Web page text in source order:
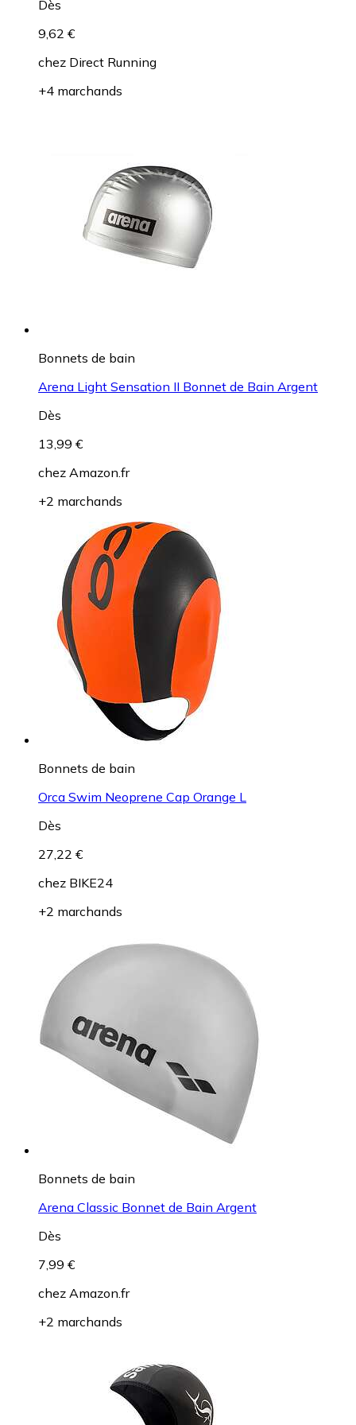
Dès
9,62 €
chez Direct Running
+4 marchands
Bonnets de bain
Arena Light Sensation II Bonnet de Bain Argent
Dès
13,99 €
chez Amazon.fr
+2 marchands
Bonnets de bain
Orca Swim Neoprene Cap Orange L
Dès
27,22 €
chez BIKE24
+2 marchands
Bonnets de bain
Arena Classic Bonnet de Bain Argent
Dès
7,99 €
chez Amazon.fr
+2 marchands